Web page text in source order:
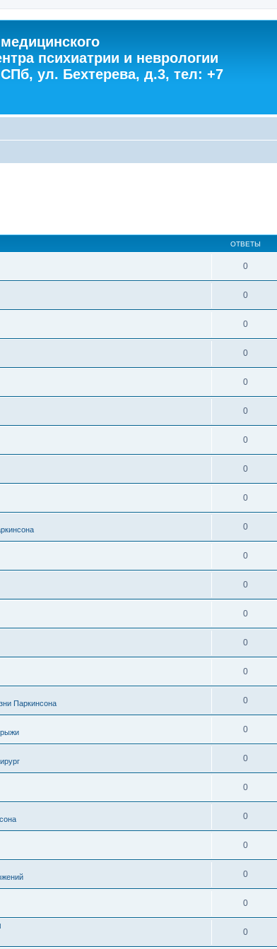
психиатрии и неврологии
ул. Бехтерева, д.3, тел: +7
ОТВЕТЫ
0
0
0
0
0
0
0
0
0
0
0
0
0
0
0
Паркинсона 0
0
0
0
0
0
0
0
0